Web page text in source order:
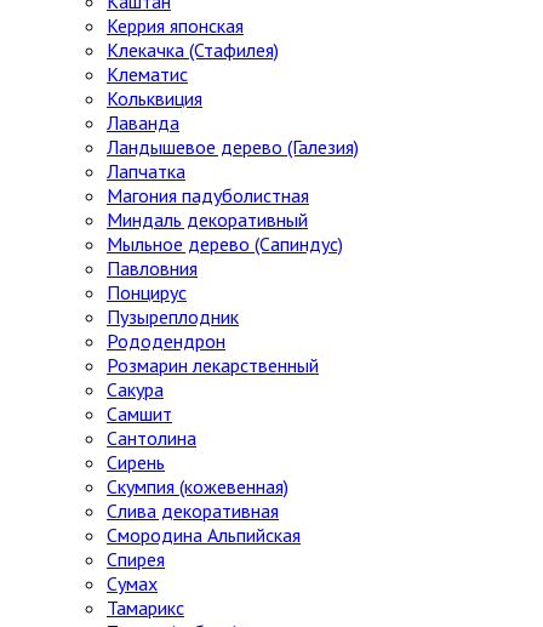
Керрия японская
Клекачка (Стафилея)
Клематис
Кольквиция
Лаванда
Ландышевое дерево (Галезия)
Лапчатка
Магония падуболистная
Миндаль декоративный
Мыльное дерево (Сапиндус)
Павловния
Понцирус
Пузыреплодник
Рододендрон
Розмарин лекарственный
Сакура
Самшит
Сантолина
Сирень
Скумпия (кожевенная)
Слива декоративная
Смородина Альпийская
Спирея
Сумах
Тамарикс